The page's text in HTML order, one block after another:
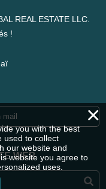
REAL ESTATE LLC.
!
WEB
×
you with the best
used to collect
our website and
website you agree to
uses.